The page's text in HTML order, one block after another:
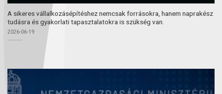
A sikeres vállalkozásépítéshez nemcsak forrásokra, hanem naprakész
tudásra és gyakorlati tapasztalatokra is szükség van.
2026-06-19